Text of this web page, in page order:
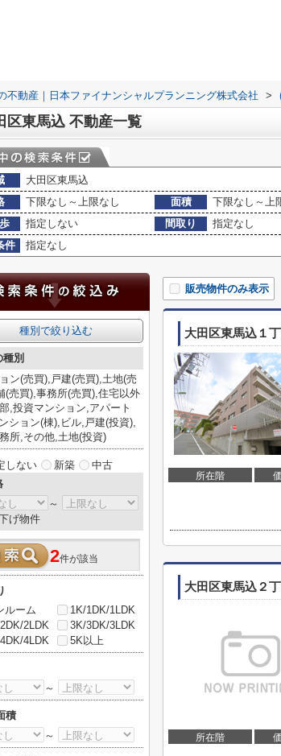
不動産｜日本ファイナンシャルプランニング株式会社 >
区東馬込 不動産一覧
大田区東馬込
下限なし～上限なし 面積 下限なし～上
指定しない 間取り
指定なし
件
指定なし
販売物件のみ表示
大田区東馬込１
所在階
大田区東馬込２
所在階
種別で絞り込む
別
ン(売買),戸建(売買),土地(売
(売買),事務所(売買),住宅以外
,投資マンション,アパート
ション(棟),ビル,戸建(投資),
所,その他,土地(投資)
しない 新築
中古
～
げ物件
2件が該当
ルーム
1K/1DK/1LDK
2LDK
3K/3DK/3LDK
4LDK
5K以上
～
積
～